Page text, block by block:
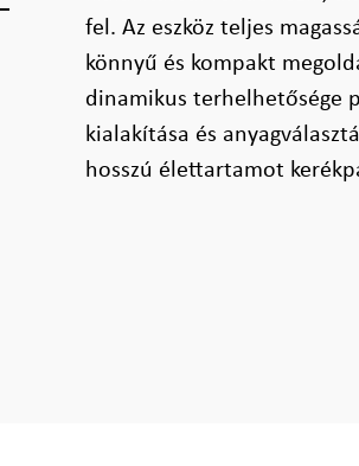
fel. Az eszköz teljes
könnyű és kompakt
dinamikus terhelhetősége
kialakítása és
hosszú élettartamot